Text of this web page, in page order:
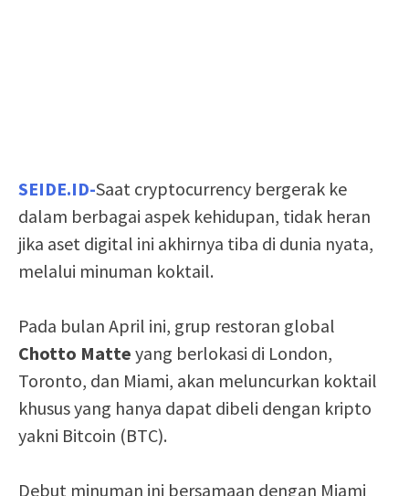
SEIDE.ID-Saat cryptocurrency bergerak ke
dalam berbagai aspek kehidupan, tidak heran
jika aset digital ini akhirnya tiba di dunia nyata,
melalui minuman koktail.
Pada bulan April ini, grup restoran global
Chotto Matte yang berlokasi di London,
Toronto, dan Miami, akan meluncurkan koktail
khusus yang hanya dapat dibeli dengan kripto
yakni Bitcoin (BTC).
Debut minuman ini bersamaan dengan Miami